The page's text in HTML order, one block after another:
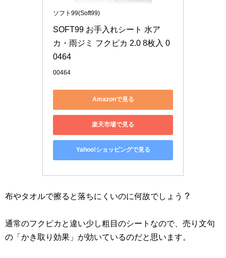
ソフト99(Soft99)
SOFT99 お手入れシート 水ア
カ・雨ジミ フクピカ 2.0 8枚入 0
0464
00464
Amazonで見る
楽天市場で見る
Yahoo!ショッピングで見る
布やタオルで擦ると落ちにくいのに何故でしょう ？
通常のフクピカと違い少し粗目のシートなので、売り文句
の「かき取り効果」が効いているのだと思います。